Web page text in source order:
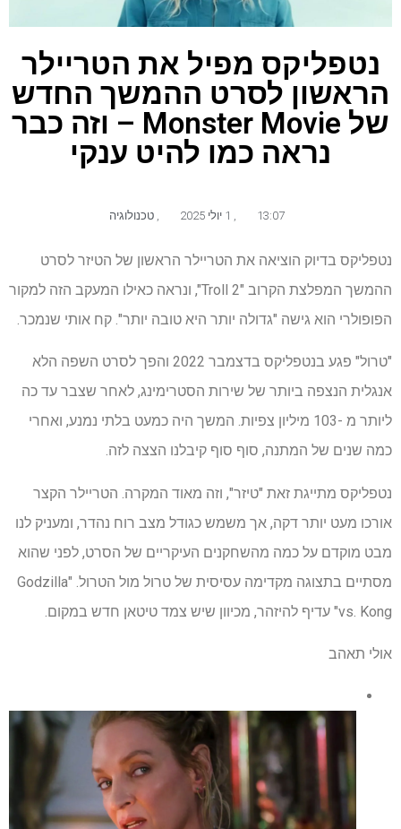
נטפליקס מפיל את הטריילר
הראשון לסרט ההמשך החדש
של Monster Movie – וזה כבר
נראה כמו להיט ענקי
13:07 טכנולוגיה
נטפליקס בדיוק הוציאה את הטריילר הראשון של הטיזר לסרט
ההמשך המפלצת הקרוב "Troll 2", ונראה כאילו המעקב הזה למקור
הפופולרי הוא גישה "גדולה יותר היא טובה יותר". קח אותי שנמכר.
"טרול" פגע בנטפליקס בדצמבר 2022 והפך לסרט השפה הלא
אנגלית הנצפה ביותר של שירות הסטרימינג, לאחר שצבר עד כה
ליותר מ -103 מיליון צפיות. המשך היה כמעט בלתי נמנע, ואחרי
כמה שנים של המתנה, סוף סוף קיבלנו הצצה לזה.
נטפליקס מתייגת זאת "טיזר", וזה מאוד המקרה. הטריילר הקצר
אורכו מעט יותר דקה, אך משמש כגודל מצב רוח נהדר, ומעניק לנו
מבט מוקדם על כמה מהשחקנים העיקריים של הסרט, לפני שהוא
מסתיים בתצוגה מקדימה עסיסית של טרול מול הטרול. "Godzilla
vs. Kong" עדיף להיזהר, מכיוון שיש צמד טיטאן חדש במקום.
אולי תאהב